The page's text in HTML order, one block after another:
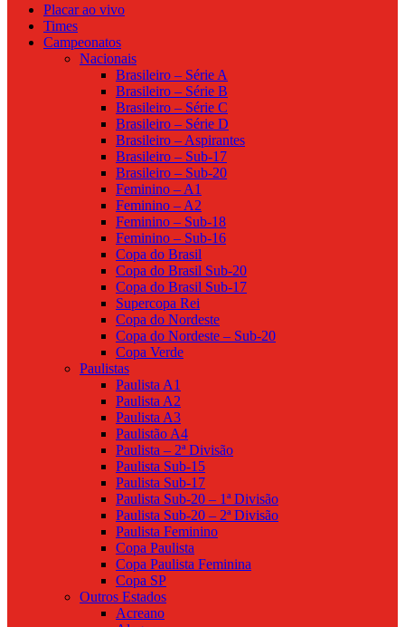
Placar ao vivo
Times
Campeonatos
Nacionais
Brasileiro – Série A
Brasileiro – Série B
Brasileiro – Série C
Brasileiro – Série D
Brasileiro – Aspirantes
Brasileiro – Sub-17
Brasileiro – Sub-20
Feminino – A1
Feminino – A2
Feminino – Sub-18
Feminino – Sub-16
Copa do Brasil
Copa do Brasil Sub-20
Copa do Brasil Sub-17
Supercopa Rei
Copa do Nordeste
Copa do Nordeste – Sub-20
Copa Verde
Paulistas
Paulista A1
Paulista A2
Paulista A3
Paulistão A4
Paulista – 2ª Divisão
Paulista Sub-15
Paulista Sub-17
Paulista Sub-20 – 1ª Divisão
Paulista Sub-20 – 2ª Divisão
Paulista Feminino
Copa Paulista
Copa Paulista Feminina
Copa SP
Outros Estados
Acreano